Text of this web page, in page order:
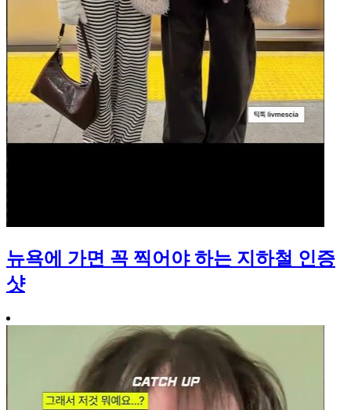
뉴욕에 가면 꼭 찍어야 하는 지하철 인증
샷